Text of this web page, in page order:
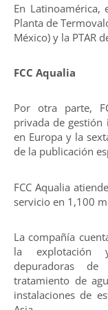
En
Planta de
México) y la PTAR
FCC Aqualia
Por otra parte,
privada de gestión
en Europa y la
de la publicación
FCC Aqualia
servicio en 1,100
La compañía
la explotación
depuradoras
tratamiento de
instalaciones de